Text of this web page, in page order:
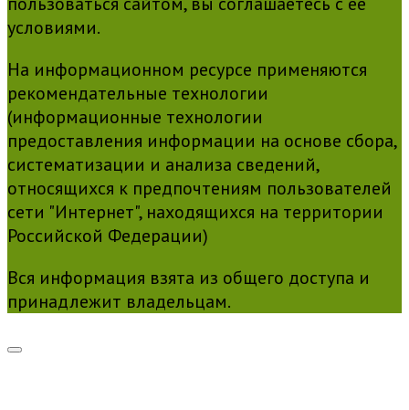
условиями.
На информационном ресурсе применяются
рекомендательные технологии
(информационные технологии
предоставления информации на основе сбора,
систематизации и анализа сведений,
относящихся к предпочтениям пользователей
сети "Интернет", находящихся на территории
Российской Федерации)
Вся информация взята из общего доступа и
принадлежит владельцам.